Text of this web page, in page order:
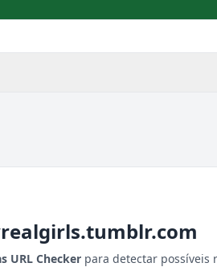
URL Checker para detectar possíveis